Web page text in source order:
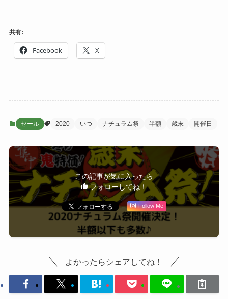
共有:
Facebook X
セール 2020 いつ ナチュラム祭 半額 歳末 開催日
この記事が気に入ったら
フォローしてね！
Follow Me
よかったらシェアしてね！